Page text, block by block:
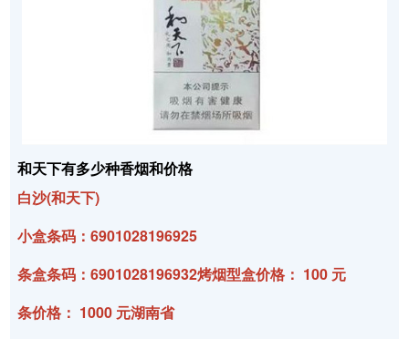
和天下有多少种香烟和价格
白沙(和天下)
小盒条码：6901028196925
条盒条码：6901028196932烤烟型盒价格： 100 元
条价格： 1000 元湖南省